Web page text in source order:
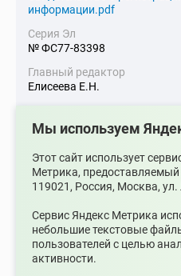
информации.pdf
Серия Эл
№ ФС77-83398
Главный редактор
Елисеева Е.Н.
upsopablik@mail.ru
+7(34368)7-56-27
Учредитель издания
связям с общественностью
Среднеуральск»
Зарегистрирован
Мы используем
Этот сайт использует
Метрика,
119021, Россия, Москва,
Сервис Яндекс Метрика
небольшие текстовые
пользователей с целью
активности.